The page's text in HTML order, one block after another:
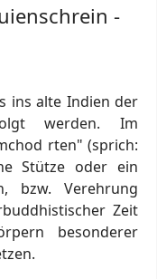
-
ins alte Indien der
werden. Im
rten" (sprich:
Stütze oder ein
bzw. Verehrung
Zeit
besonderer